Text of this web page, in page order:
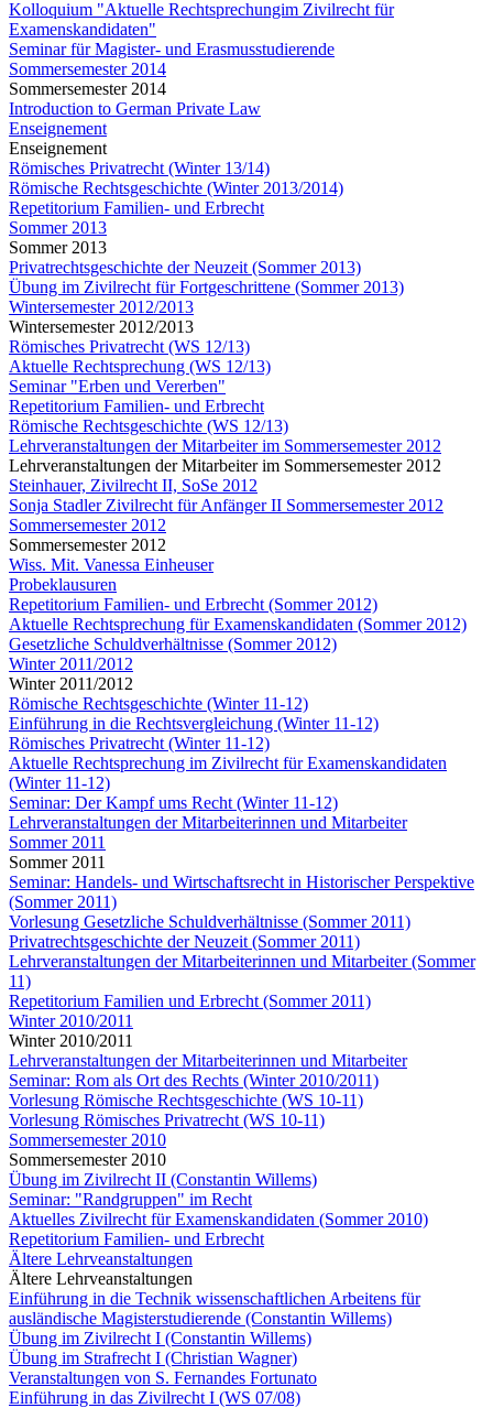
Kolloquium "Aktuelle Rechtsprechungim Zivilrecht für
Examenskandidaten"
Seminar für Magister- und Erasmusstudierende
Sommersemester 2014
Sommersemester 2014
Introduction to German Private Law
Enseignement
Enseignement
Römisches Privatrecht (Winter 13/14)
Römische Rechtsgeschichte (Winter 2013/2014)
Repetitorium Familien- und Erbrecht
Sommer 2013
Sommer 2013
Privatrechtsgeschichte der Neuzeit (Sommer 2013)
Übung im Zivilrecht für Fortgeschrittene (Sommer 2013)
Wintersemester 2012/2013
Wintersemester 2012/2013
Römisches Privatrecht (WS 12/13)
Aktuelle Rechtsprechung (WS 12/13)
Seminar "Erben und Vererben"
Repetitorium Familien- und Erbrecht
Römische Rechtsgeschichte (WS 12/13)
Lehrveranstaltungen der Mitarbeiter im Sommersemester 2012
Lehrveranstaltungen der Mitarbeiter im Sommersemester 2012
Steinhauer, Zivilrecht II, SoSe 2012
Sonja Stadler Zivilrecht für Anfänger II Sommersemester 2012
Sommersemester 2012
Sommersemester 2012
Wiss. Mit. Vanessa Einheuser
Probeklausuren
Repetitorium Familien- und Erbrecht (Sommer 2012)
Aktuelle Rechtsprechung für Examenskandidaten (Sommer 2012)
Gesetzliche Schuldverhältnisse (Sommer 2012)
Winter 2011/2012
Winter 2011/2012
Römische Rechtsgeschichte (Winter 11-12)
Einführung in die Rechtsvergleichung (Winter 11-12)
Römisches Privatrecht (Winter 11-12)
Aktuelle Rechtsprechung im Zivilrecht für Examenskandidaten
(Winter 11-12)
Seminar: Der Kampf ums Recht (Winter 11-12)
Lehrveranstaltungen der Mitarbeiterinnen und Mitarbeiter
Sommer 2011
Sommer 2011
Seminar: Handels- und Wirtschaftsrecht in Historischer Perspektive
(Sommer 2011)
Vorlesung Gesetzliche Schuldverhältnisse (Sommer 2011)
Privatrechtsgeschichte der Neuzeit (Sommer 2011)
Lehrveranstaltungen der Mitarbeiterinnen und Mitarbeiter (Sommer
11)
Repetitorium Familien und Erbrecht (Sommer 2011)
Winter 2010/2011
Winter 2010/2011
Lehrveranstaltungen der Mitarbeiterinnen und Mitarbeiter
Seminar: Rom als Ort des Rechts (Winter 2010/2011)
Vorlesung Römische Rechtsgeschichte (WS 10-11)
Vorlesung Römisches Privatrecht (WS 10-11)
Sommersemester 2010
Sommersemester 2010
Übung im Zivilrecht II (Constantin Willems)
Seminar: "Randgruppen" im Recht
Aktuelles Zivilrecht für Examenskandidaten (Sommer 2010)
Repetitorium Familien- und Erbrecht
Ältere Lehrveanstaltungen
Ältere Lehrveanstaltungen
Einführung in die Technik wissenschaftlichen Arbeitens für
ausländische Magisterstudierende (Constantin Willems)
Übung im Zivilrecht I (Constantin Willems)
Übung im Strafrecht I (Christian Wagner)
Veranstaltungen von S. Fernandes Fortunato
Einführung in das Zivilrecht I (WS 07/08)